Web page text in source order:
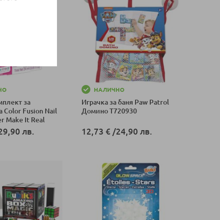
за
Color Fusion Nail
Make It Real
лв.
НАЛИЧНО
Играчка за баня Paw Patrol
Домино T720930
12,73 €/24,90 лв.